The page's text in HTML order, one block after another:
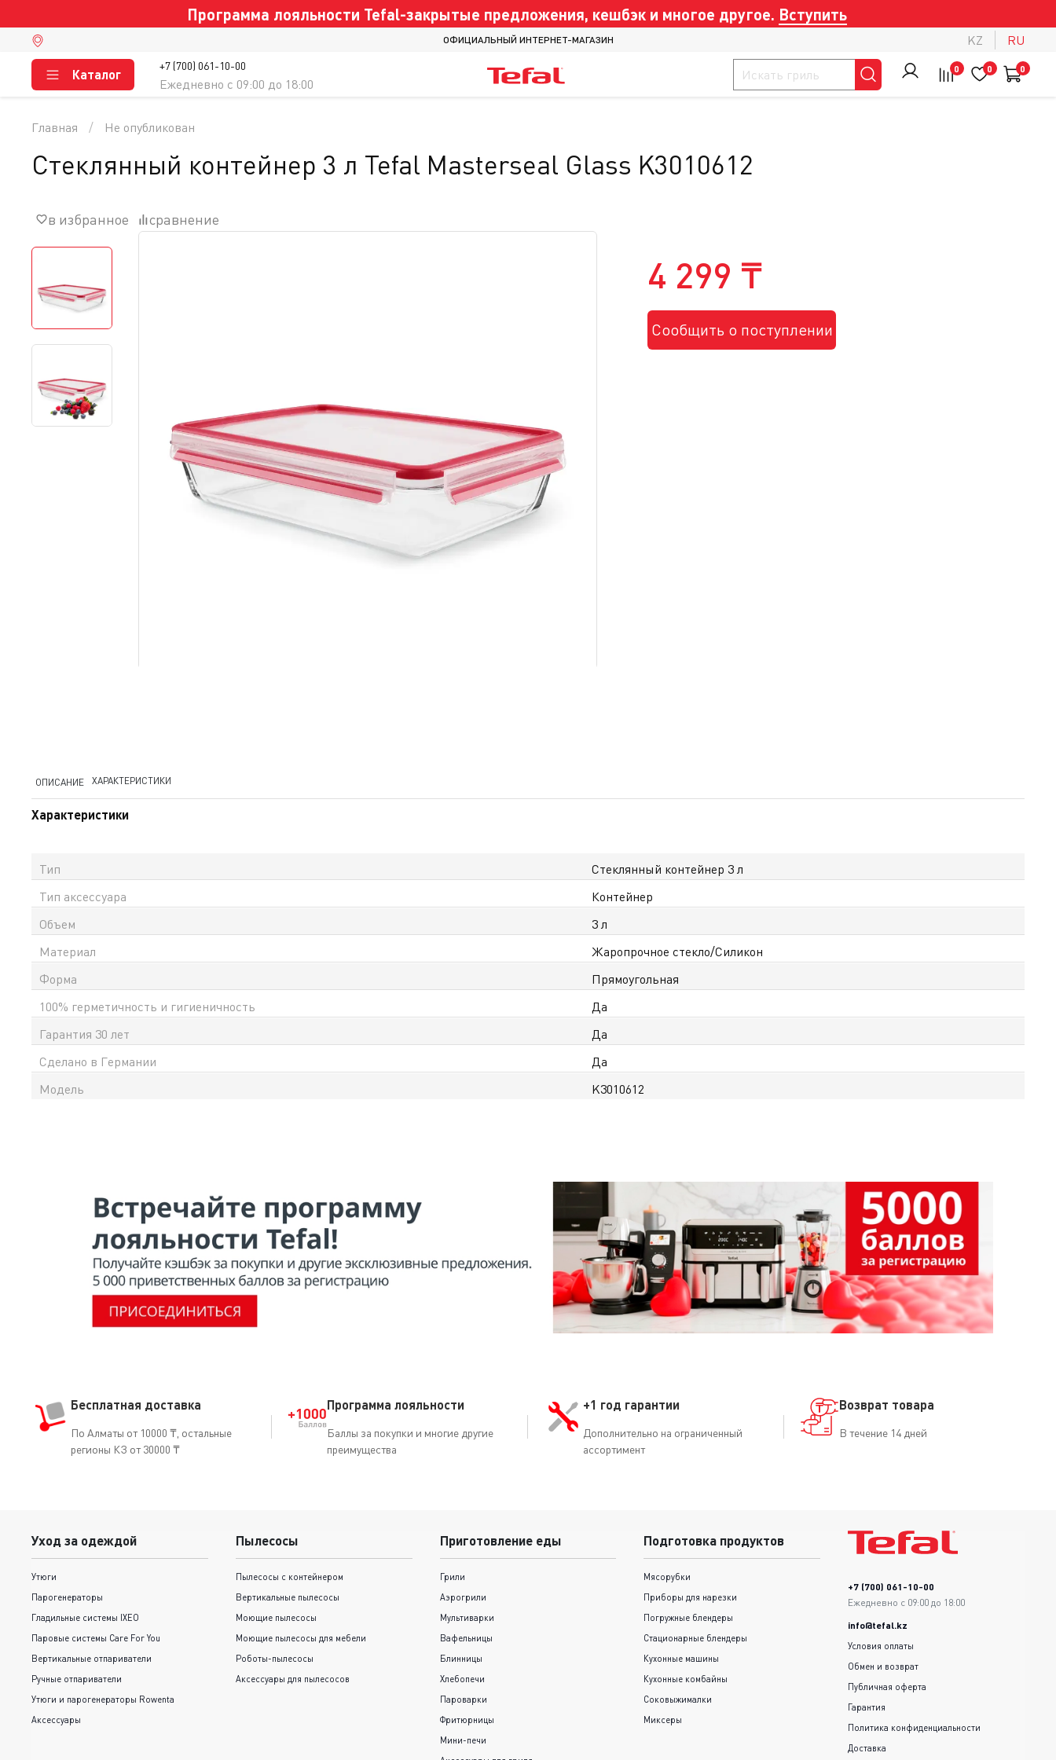
Программа лояльности Tefal-закрытые предложения, кешбэк и многое другое. Вступить
ОФИЦИАЛЬНЫЙ ИНТЕРНЕТ-МАГАЗИН KZ RU
+7 (700) 061-10-00
Ежедневно c 09:00 до 18:00
Каталог 0 0 0
4 299 ₸
Сообщить о поступлении
Главная Не опубликован
Стеклянный контейнер 3 л Tefal Masterseal Glass K3010612
в избранное сравнение
ОПИСАНИЕ ХАРАКТЕРИСТИКИ
Характеристики
Тип
Стеклянный контейнер 3 л
Тип аксессуара
Контейнер
Объем
3 л
Материал
Жаропрочное стекло/Силикон
Форма
Прямоугольная
100% герметичность и гигиеничность
Да
Гарантия 30 лет
Да
Сделано в Германии
Да
Модель
K3010612
Бесплатная доставка
По Алматы от 10000 ₸, остальные
регионы КЗ от 30000 ₸
Программа лояльности
Баллы за покупки и многие другие
преимущества
+1 год гарантии
Дополнительно на ограниченный
ассортимент
Возврат товара
В течение 14 дней
Уход за одеждой
Утюги
Парогенераторы
Гладильные системы IXEO
Паровые системы Care For You
Вертикальные отпариватели
Ручные отпариватели
Утюги и парогенераторы Rowenta
Аксессуары
Пылесосы
Пылесосы с контейнером
Вертикальные пылесосы
Моющие пылесосы
Моющие пылесосы для мебели
Роботы-пылесосы
Аксессуары для пылесосов
Приготовление еды
Грили
Аэрогрили
Мультиварки
Вафельницы
Блинницы
Хлебопечи
Пароварки
Фритюрницы
Мини-печи
Подготовка продуктов
Мясорубки
Приборы для нарезки
Погружные блендеры
Стационарные блендеры
Кухонные машины
Кухонные комбайны
Соковыжималки
Миксеры
+7 (700) 061-10-00
Ежедневно с 09:00 до 18:00
info@tefal.kz
Условия оплаты
Обмен и возврат
Публичная оферта
Гарантия
Политика конфиденциальности
Доставка